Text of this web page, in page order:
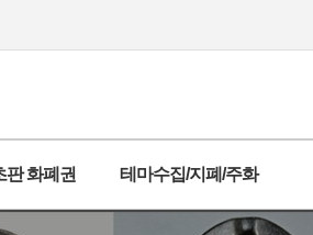
판 화폐권 테마수집/지폐/주화